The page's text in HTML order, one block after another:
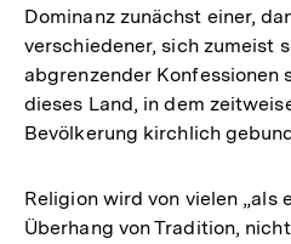
Dominanz zunächst einer,
verschiedener, sich zumeist
abgrenzender Konfessionen
dieses Land, in dem
Bevölkerung kirchlich
Religion wird von vielen „als
Überhang von Tradition,